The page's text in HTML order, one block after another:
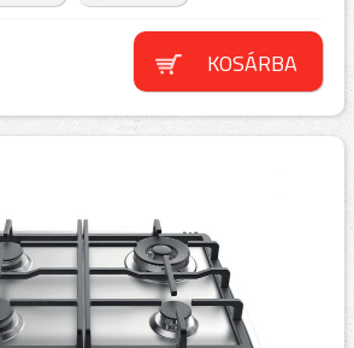
KOSÁRBA